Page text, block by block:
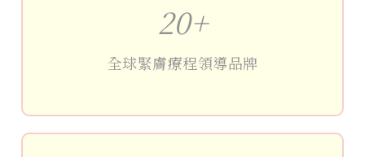
20+
全球緊膚療程領導品牌